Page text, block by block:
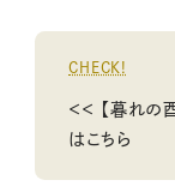
CHECK!
＜＜ 【暮れの
はこちら